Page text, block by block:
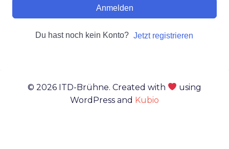
Anmelden
Du hast noch kein Konto? Jetzt registrieren
© 2026 ITD-Brühne. Created with
using
WordPress and Kubio